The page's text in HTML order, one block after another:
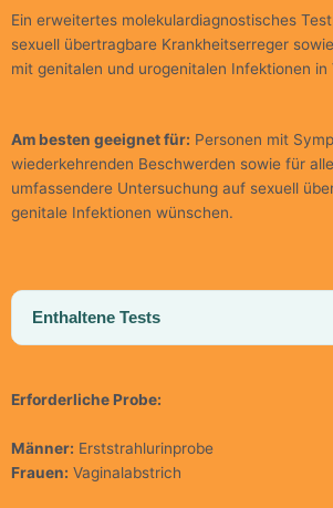
Ein erweitertes molekulardiagnostisches
sexuell übertragbare Krankheitserreger
mit genitalen und urogenitalen Infektionen in
Am besten geeignet für: Personen mit
wiederkehrenden Beschwerden sowie für
umfassendere Untersuchung auf sexuell
genitale Infektionen wünschen.
Enthaltene Tests
Erforderliche Probe:
Männer: Erststrahlurinprobe
Frauen: Vaginalabstrich